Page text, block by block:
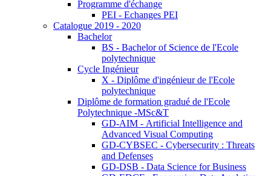
Programme d'échange
PEI - Echanges PEI
Catalogue 2019 - 2020
Bachelor
BS - Bachelor of Science de l'Ecole
polytechnique
Cycle Ingénieur
X - Diplôme d'ingénieur de l'Ecole
polytechnique
Diplôme de formation gradué de l'Ecole
Polytechnique -MSc&T
GD-AIM - Artificial Intelligence and
Advanced Visual Computing
GD-CYBSEC - Cybersecurity : Threats
and Defenses
GD-DSB - Data Science for Business